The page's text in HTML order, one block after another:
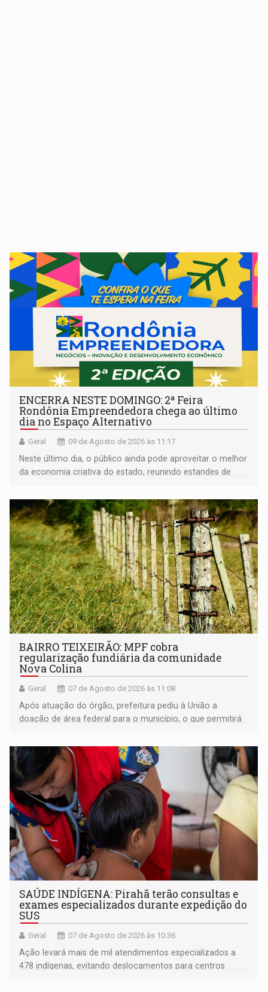
ENCERRA NESTE DOMINGO: 2ª Feira
Rondônia Empreendedora chega ao último
dia no Espaço Alternativo
Geral 09 de Agosto de 2026 às 11:17
Neste último dia, o público ainda pode aproveitar o melhor
da economia criativa do estado, reunindo estandes de
BAIRRO TEIXEIRÃO: MPF cobra
regularização fundiária da comunidade
Nova Colina
Geral 07 de Agosto de 2026 às 11:08
Após atuação do órgão, prefeitura pediu à União a
doação de área federal para o município, o que permitirá
SAÚDE INDÍGENA: Pirahã terão consultas e
exames especializados durante expedição do
SUS
Geral 07 de Agosto de 2026 às 10:36
Ação levará mais de mil atendimentos especializados a
478 indígenas, evitando deslocamentos para centros